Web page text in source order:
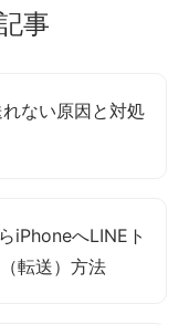
事
れない原因と対処
iPhoneへLINEト
転送）方法